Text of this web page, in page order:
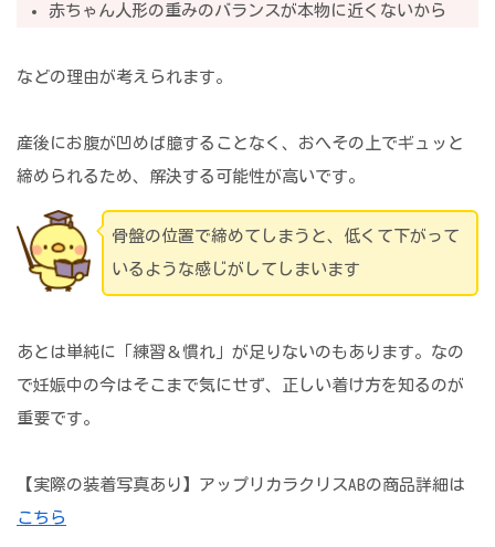
赤ちゃん人形の重みのバランスが本物に近くないから
などの理由が考えられます。
産後にお腹が凹めば臆することなく、おへその上でギュッと
締められるため、解決する可能性が高いです。
骨盤の位置で締めてしまうと、低くて下がって
いるような感じがしてしまいます
あとは単純に「練習＆慣れ」が足りないのもあります。なの
で妊娠中の今はそこまで気にせず、正しい着け方を知るのが
重要です。
【実際の装着写真あり】アップリカラクリスABの商品詳細は
こちら